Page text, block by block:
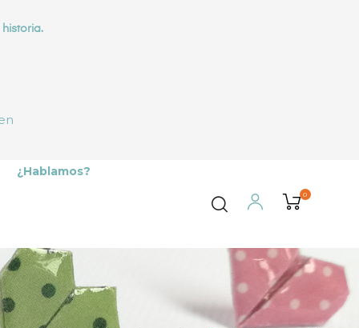
¿Hablamos?
0